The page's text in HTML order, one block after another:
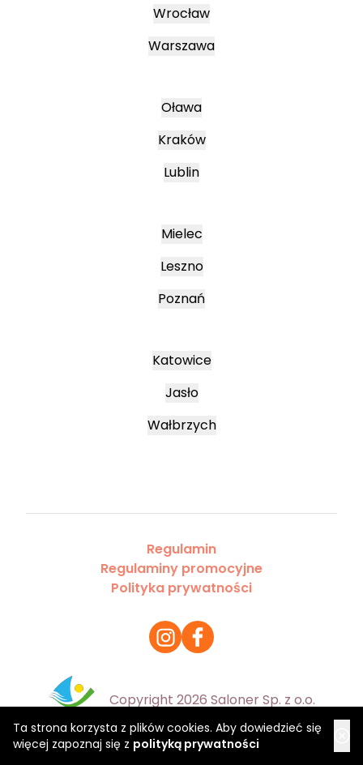
Ta strona korzysta z plików cookies. Aby dowiedzieć się
więcej zapoznaj się z polityką prywatności
Wrocław
Warszawa
Oława
Kraków
Lublin
Mielec
Leszno
Poznań
Katowice
Jasło
Wałbrzych
Regulamin
Regulaminy promocyjne
Polityka prywatności
Copyright 2026 Saloner Sp. z o.o.